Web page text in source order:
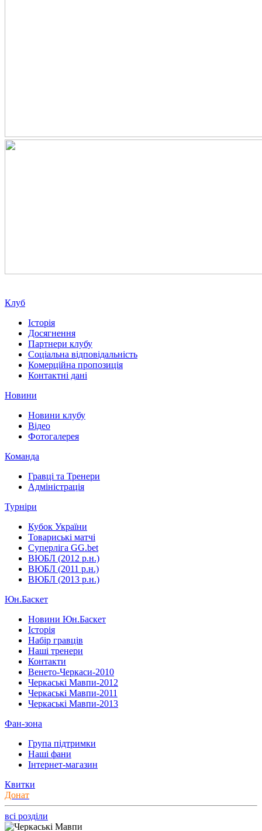
Клуб
Історія
Досягнення
Партнери клубу
Соціальна відповідальність
Комерційна пропозиція
Контактні дані
Новини
Новини клубу
Відео
Фотогалерея
Команда
Гравці та Тренери
Адміністрація
Турніри
Кубок України
Товариські матчі
Суперліга GG.bet
ВЮБЛ (2012 р.н.)
ВЮБЛ (2011 р.н.)
ВЮБЛ (2013 р.н.)
Юн.Баскет
Новини Юн.Баскет
Історія
Набір гравців
Наші тренери
Контакти
Венето-Черкаси-2010
Черкаські Мавпи-2012
Черкаські Мавпи-2011
Черкаські Мавпи-2013
Фан-зона
Група підтримки
Наші фани
Інтернет-магазин
Квитки
Донат
всі розділи